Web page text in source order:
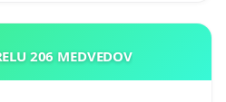
206 MEDVEDOV